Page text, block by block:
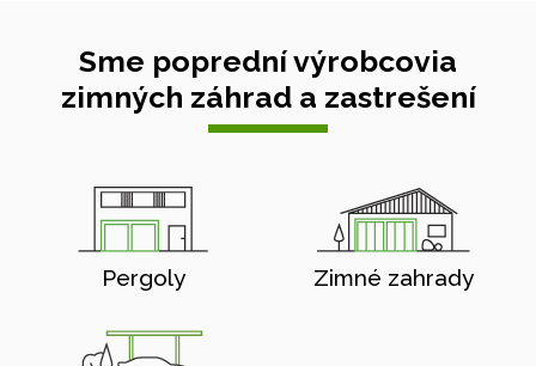
Sme poprední výrobcovia
zimných záhrad a zastrešení
Pergoly Zimné zahrady